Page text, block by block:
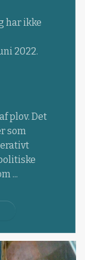
har ikke
2022.
plov. Det
som
...